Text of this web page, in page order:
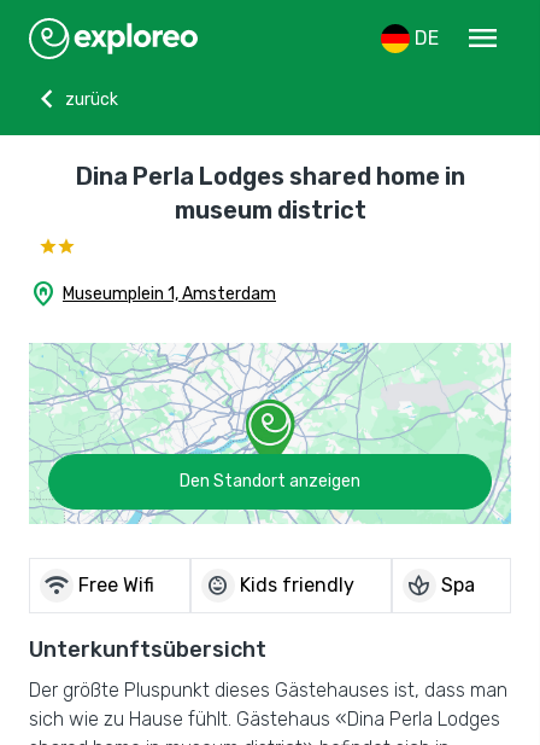
DE
menu
chevron_left
zurück
Dina Perla Lodges shared home in
museum district
home_pin Museumplein 1, Amsterdam
Den Standort anzeigen
wifi Free Wifi child_care Kids friendly spa Spa
Unterkunftsübersicht
Der größte Pluspunkt dieses Gästehauses ist, dass man
sich wie zu Hause fühlt. Gästehaus «Dina Perla Lodges